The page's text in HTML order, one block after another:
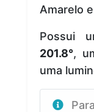
Amarelo e
Possui
201.8°,
uma